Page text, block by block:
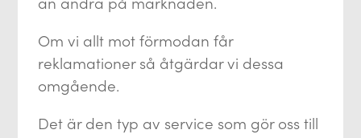
Om vi allt mot förmodan får
reklamationer så åtgärdar vi dessa
omgående.
Det är den typ av service som gör oss till